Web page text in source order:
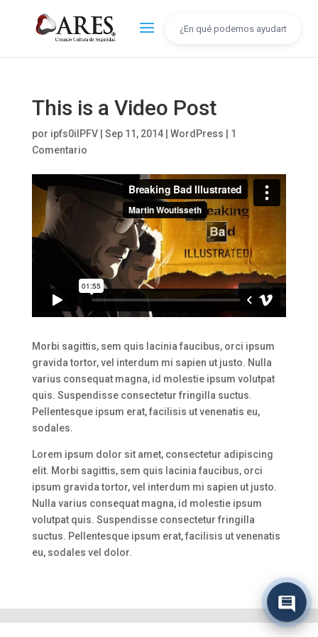
This is a Video Post
por ipfs0iIPFV| Sep 11, 2014| WordPress
1
Comentario
Morbi sagittis, sem quis lacinia faucibus, orci ipsum
gravida tortor, vel interdum mi sapien ut justo. Nulla
varius consequat magna, id molestie ipsum volutpat
quis. Suspendisse consectetur fringilla suctus.
Pellentesque ipsum erat, facilisis ut venenatis eu,
sodales.
Lorem ipsum dolor sit amet, consectetur adipiscing
elit. Morbi sagittis, sem quis lacinia faucibus, orci
ipsum gravida tortor, vel interdum mi sapien ut justo.
Nulla varius consequat magna, id molestie ipsum
volutpat quis. Suspendisse consectetur fringilla
suctus. Pellentesque ipsum erat, facilisis ut venenatis
eu, sodales vel dolor.